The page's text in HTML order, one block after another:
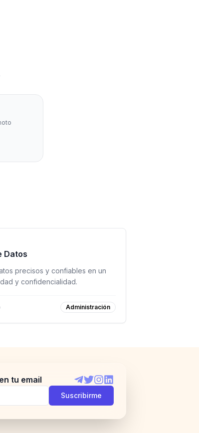
Datos
precisos y confiables en un
y confidencialidad.
Administración
tu email
Telegram
TwitterInstagram
LinkedIn
Suscribirme